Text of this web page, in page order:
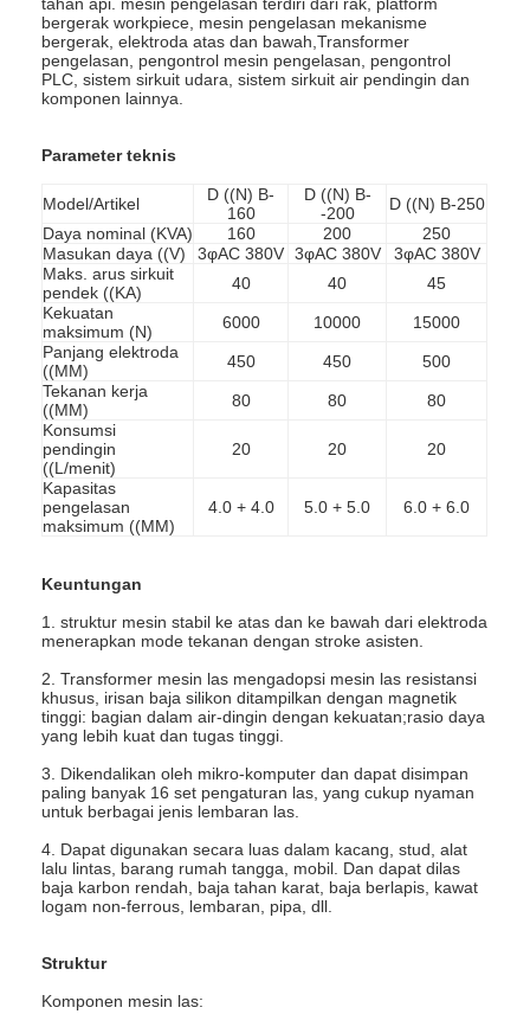
Rumah
Produk
Tentang kita
Wisata pabrik
Semua Kasus
bicara sekarang
baidu
bergerak workpiece, mesin pengelasan mekanisme
bergerak, elektroda atas dan bawah,Transformer
pengelasan, pengontrol mesin pengelasan, pengontrol
PLC, sistem sirkuit udara, sistem sirkuit air pendingin dan
komponen lainnya.
Parameter teknis
Model/Artikel
D ((N) B-
160
D ((N) B-
-200
D ((N) B-250
Daya nominal (KVA)
160 200
250
Masukan daya ((V)
3φAC 380V 3φAC 380V
3φAC 380V
Maks. arus sirkuit
pendek ((KA)
40 40
45
Kekuatan
maksimum (N)
6000 10000
15000
Panjang elektroda
((MM)
450 450
500
Tekanan kerja
((MM)
80 80
80
Konsumsi
pendingin
((L/menit)
20 20 20
Kapasitas
pengelasan
maksimum ((MM)
4.0 + 4.0 5.0 + 5.0 6.0 + 6.0
Keuntungan
1. struktur mesin stabil ke atas dan ke bawah dari elektroda
menerapkan mode tekanan dengan stroke asisten.
2. Transformer mesin las mengadopsi mesin las resistansi
khusus, irisan baja silikon ditampilkan dengan magnetik
tinggi: bagian dalam air-dingin dengan kekuatan;rasio daya
yang lebih kuat dan tugas tinggi.
3. Dikendalikan oleh mikro-komputer dan dapat disimpan
paling banyak 16 set pengaturan las, yang cukup nyaman
untuk berbagai jenis lembaran las.
4. Dapat digunakan secara luas dalam kacang, stud, alat
lalu lintas, barang rumah tangga, mobil. Dan dapat dilas
baja karbon rendah, baja tahan karat, baja berlapis, kawat
logam non-ferrous, lembaran, pipa, dll.
Struktur
Komponen mesin las: